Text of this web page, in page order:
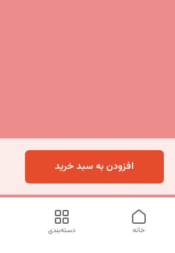
افزودن به سبد خرید
دسته‌بندی خانه